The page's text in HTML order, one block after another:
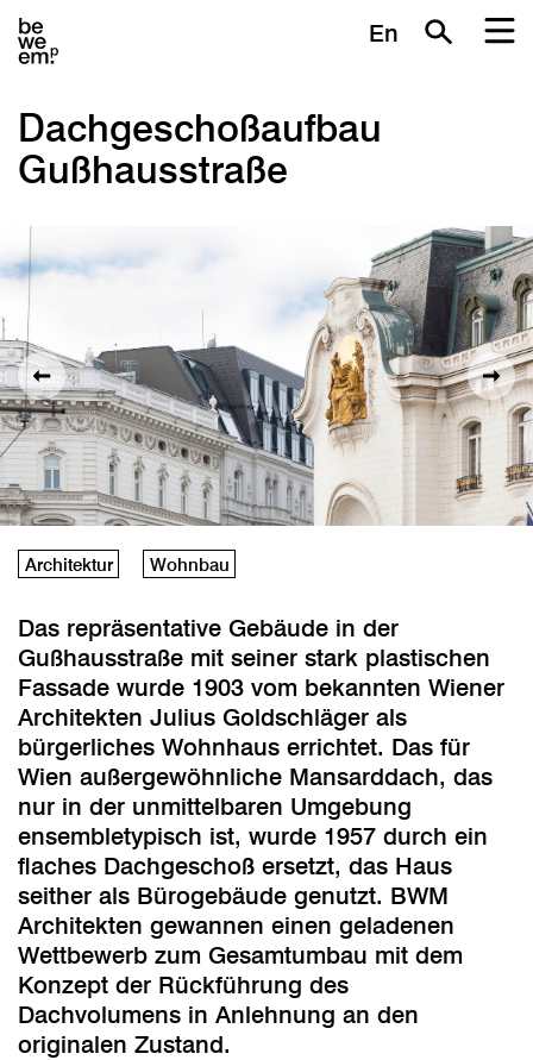
En
Dachgeschoßaufbau
Gußhausstraße
Architektur Wohnbau
Das repräsentative Gebäude in der
Gußhausstraße mit seiner stark plastischen
Fassade wurde 1903 vom bekannten Wiener
Architekten Julius Goldschläger als
bürgerliches Wohnhaus errichtet. Das für
Wien außergewöhnliche Mansarddach, das
nur in der unmittelbaren Umgebung
ensembletypisch ist, wurde 1957 durch ein
flaches Dachgeschoß ersetzt, das Haus
seither als Bürogebäude genutzt. BWM
Architekten gewannen einen geladenen
Wettbewerb zum Gesamtumbau mit dem
Konzept der Rückführung des
Dachvolumens in Anlehnung an den
originalen Zustand.